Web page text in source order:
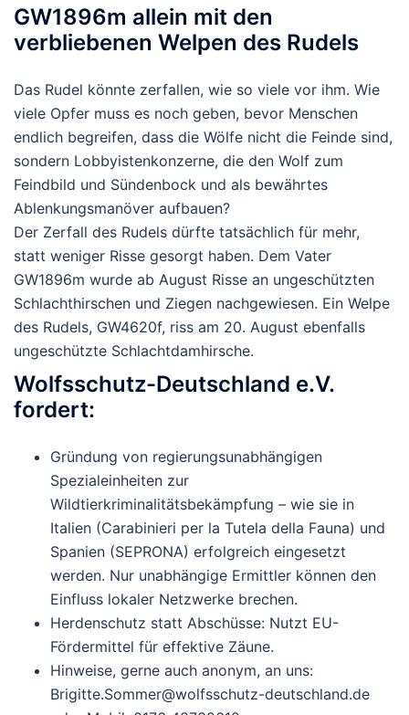
GW1896m allein mit den
verbliebenen Welpen des Rudels
Das Rudel könnte zerfallen, wie so viele vor ihm. Wie
viele Opfer muss es noch geben, bevor Menschen
endlich begreifen, dass die Wölfe nicht die Feinde sind,
sondern Lobbyistenkonzerne, die den Wolf zum
Feindbild und Sündenbock und als bewährtes
Ablenkungsmanöver aufbauen?
Der Zerfall des Rudels dürfte tatsächlich für mehr,
statt weniger Risse gesorgt haben. Dem Vater
GW1896m wurde ab August Risse an ungeschützten
Schlachthirschen und Ziegen nachgewiesen. Ein Welpe
des Rudels, GW4620f, riss am 20. August ebenfalls
ungeschützte Schlachtdamhirsche.
Wolfsschutz-Deutschland e.V.
fordert:
Gründung von regierungsunabhängigen
Spezialeinheiten zur
Wildtierkriminalitätsbekämpfung – wie sie in
Italien (Carabinieri per la Tutela della Fauna) und
Spanien (SEPRONA) erfolgreich eingesetzt
werden. Nur unabhängige Ermittler können den
Einfluss lokaler Netzwerke brechen.
Herdenschutz statt Abschüsse: Nutzt EU-
Fördermittel für effektive Zäune.
Hinweise, gerne auch anonym, an uns:
Brigitte.Sommer@wolfsschutz-deutschland.de